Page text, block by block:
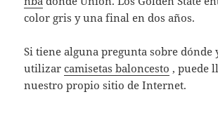
color gris y una final en dos años.
Si tiene alguna pregunta sobre dónde
utilizarcamisetas baloncesto , puede
nuestro propio sitio de Internet.